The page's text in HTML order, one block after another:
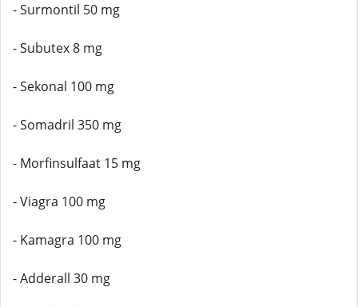
- Surmontil 50 mg
- Subutex 8 mg
- Sekonal 100 mg
- Somadril 350 mg
- Morfinsulfaat 15 mg
- Viagra 100 mg
- Kamagra 100 mg
- Adderall 30 mg